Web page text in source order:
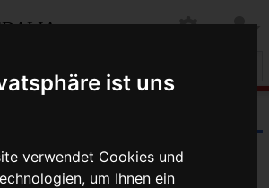
ist uns
verwendet Cookies und
um Ihnen ein